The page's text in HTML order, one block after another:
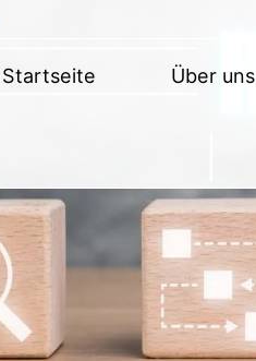
Startseite Über uns